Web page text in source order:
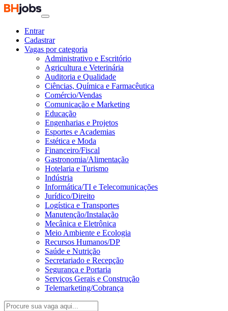
Entrar
Cadastrar
Vagas por categoria
Administrativo e Escritório
Agricultura e Veterinária
Auditoria e Qualidade
Ciências, Química e Farmacêutica
Comércio/Vendas
Comunicação e Marketing
Educação
Engenharias e Projetos
Esportes e Academias
Estética e Moda
Financeiro/Fiscal
Gastronomia/Alimentação
Hotelaria e Turismo
Indústria
Informática/TI e Telecomunicações
Jurídico/Direito
Logística e Transportes
Manutenção/Instalação
Mecânica e Eletrônica
Meio Ambiente e Ecologia
Recursos Humanos/DP
Saúde e Nutrição
Secretariado e Recepção
Segurança e Portaria
Serviços Gerais e Construção
Telemarketing/Cobrança